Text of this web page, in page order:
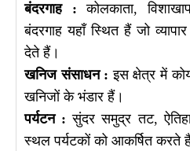
बंदरगाह : कोलकाता,
बंदरगाह यहाँ स्थित हैं जो
देते हैं।
खनिज संसाधन : इस क्षेत्र में
खनिजों के भंडार हैं।
पर्यटन : सुंदर समुद्र तट,
स्थल पर्यटकों को आकर्षित करते